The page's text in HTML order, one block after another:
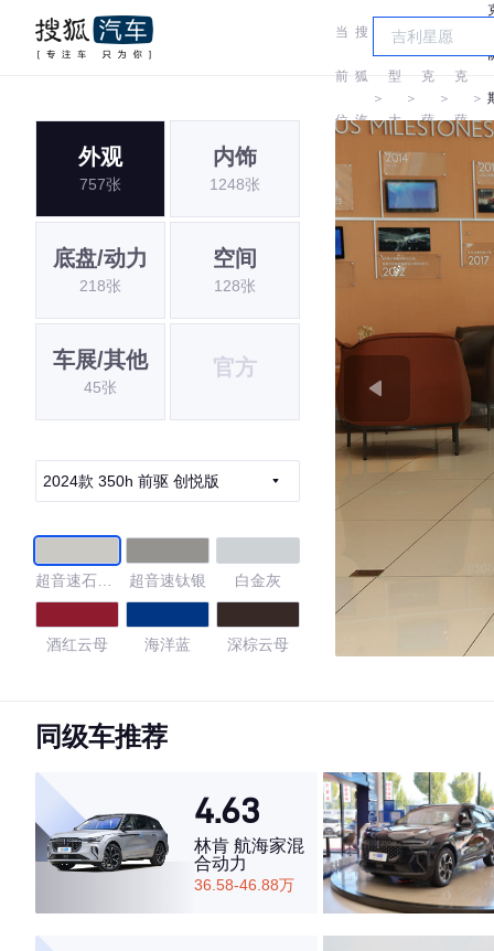
当
前
位
置:
搜
狐
汽
＞
车
型
大
全
＞
雷
克
萨
＞
克
萨
＞
外观
757张
内饰
1248张
底盘/动力
218张
空间
128张
车展/其他
45张
官方
2024款 350h 前驱 创悦版
超音速石英
超音速钛银 白金灰
酒红云母 海洋蓝 深棕云母
4.6
·外观表现较为优秀，优于81%同级车
·内饰表现较为优秀，优于54%同级车
·空间表现一般，低于90%同级车
同级车推荐
4.63
林肯 航海家混
合动力
36.58-46.88万